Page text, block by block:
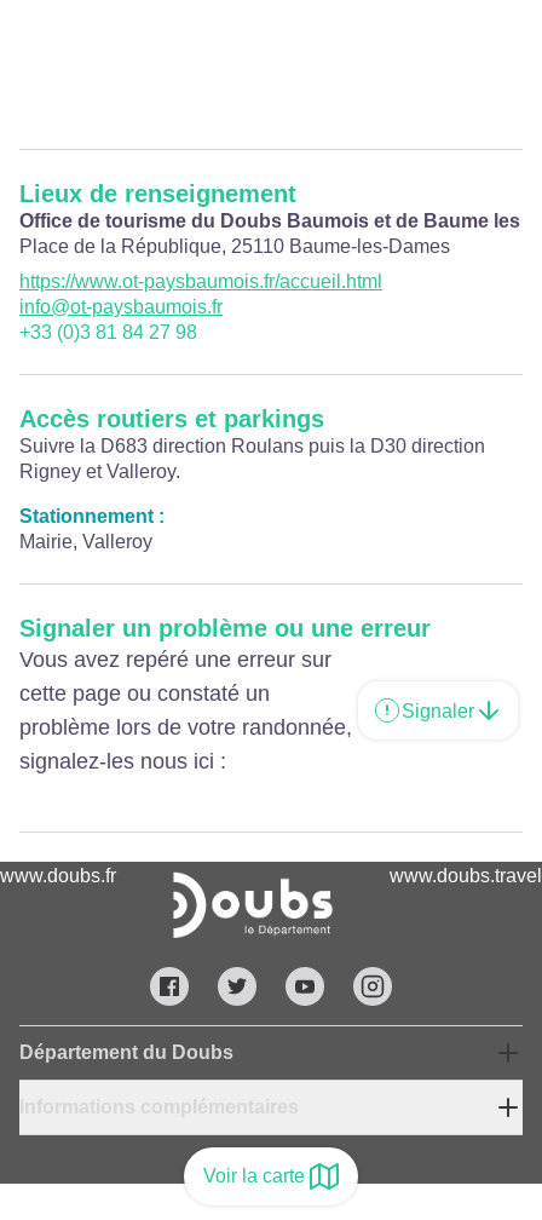
Voir la carte
Lieux de renseignement
Office de tourisme du Doubs Baumois et de Baume les
Place de la République, 25110 Baume-les-Dames
https://www.ot-paysbaumois.fr/accueil.html
info@ot-paysbaumois.fr
+33 (0)3 81 84 27 98
Accès routiers et parkings
Suivre la D683 direction Roulans puis la D30 direction
Rigney et Valleroy.
Stationnement :
Mairie, Valleroy
Signaler un problème ou une erreur
Vous avez repéré une erreur sur
cette page ou constaté un
problème lors de votre randonnée,
signalez-les nous ici :
Signaler
www.doubs.fr www.doubs.travel
Département du Doubs
Informations complémentaires